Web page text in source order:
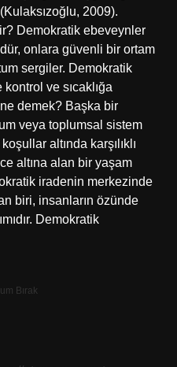
2009).
Demokratik ebeveynler
onlara güvenli bir ortam
sergiler. Demokratik
ve sıcaklığa
demek? Başka bir
veya toplumsal sistem
altında karşılıklı
altına alan bir yaşam
iradenin merkezinde
biri, insanların özünde
Demokratik
Bırak